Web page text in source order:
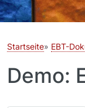
Startseite EBT-
Demo: